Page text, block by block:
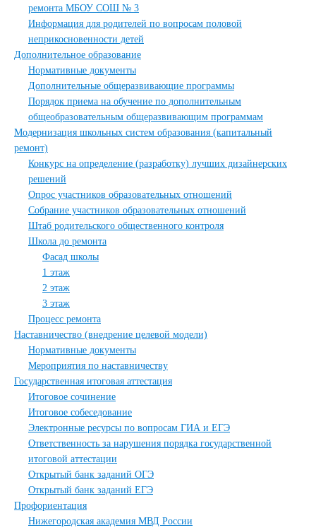
ремонта МБОУ СОШ № 3
Информация для родителей по вопросам половой
неприкосновенности детей
Дополнительное образование
Нормативные документы
Дополнительные общеразвивающие программы
Порядок приема на обучение по дополнительным
общеобразовательным общеразвивающим программам
Модернизация школьных систем образования (капитальный
ремонт)
Конкурс на определение (разработку) лучших дизайнерских
решений
Опрос участников образовательных отношений
Собрание участников образовательных отношений
Штаб родительского общественного контроля
Школа до ремонта
Фасад школы
1 этаж
2 этаж
3 этаж
Процесс ремонта
Наставничество (внедрение целевой модели)
Нормативные документы
Мероприятия по наставничеству
Государственная итоговая аттестация
Итоговое сочинение
Итоговое собеседование
Электронные ресурсы по вопросам ГИА и ЕГЭ
Ответственность за нарушения порядка государственной
итоговой аттестации
Открытый банк заданий ОГЭ
Открытый банк заданий ЕГЭ
Профориентация
Нижегородская академия МВД России